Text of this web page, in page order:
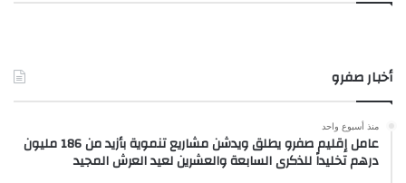
أخبار صفرو
منذ أسبوع واحد
عامل إقليم صفرو يطلق ويدشن مشاريع تنموية بأزيد من 186 مليون
درهم تخليداً للذكرى السابعة والعشرين لعيد العرش المجيد